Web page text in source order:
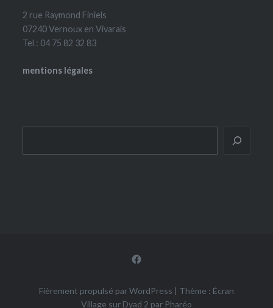
2 rue Raymond Finiels
07240 Vernoux en Vivarais
Tel : 04 75 82 32 83
mentions légales
Facebook
Fièrement propulsé par WordPress | Thème : Écran
Village sur Dyad 2 par Pharéo